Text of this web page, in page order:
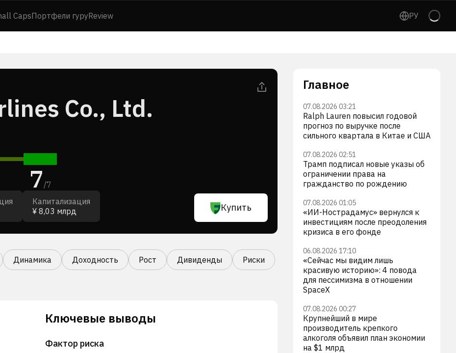
CapsПортфели гуруReview РУ
Co., Ltd.
7/7
Капитализация
¥ 8,03 млрд
Купить
Динамика Доходность Рост Дивиденды Риски
Ключевые выводы
Фактор риска
Главное
07.08.2026 03:21
Ralph Lauren повысил годовой
прогноз по выручке после
сильного квартала в Китае и США
07.08.2026 02:51
Трамп подписал новые указы об
ограничении права на
гражданство по рождению
07.08.2026 01:05
«ИИ-Нострадамус» вернулся к
инвестициям после преодоления
кризиса в его фонде
06.08.2026 17:10
«Сейчас мы видим лишь
красивую историю»: 4 повода
для пессимизма в отношении
SpaceX
07.08.2026 00:27
Крупнейший в мире
производитель крепкого
алкоголя объявил план экономии
на $1 млрд